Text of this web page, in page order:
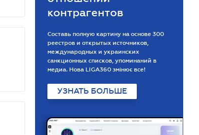
контрагентов
Составь полную картину на основе 300
реестров и открытых источников,
международных и украинских
санкционных списков, упоминаний в
медиа. Нова LIGA360 змінює все!
УЗНАТЬ БОЛЬШЕ